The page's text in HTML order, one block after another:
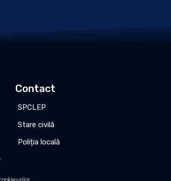
Contact
SPCLEP
Stare civilă
Poliția locală